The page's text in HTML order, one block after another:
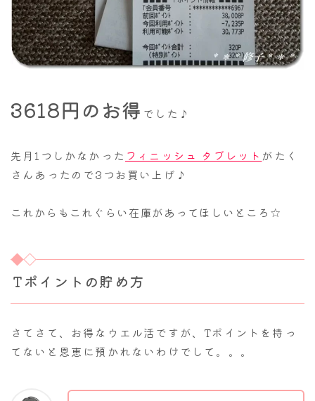
3618円のお得 でした♪
先月1つしかなかった フィニッシュ タブレット がたく
さんあったので3つお買い上げ♪
これからもこれぐらい在庫があってほしいところ☆
Tポイントの貯め方
さてさて、お得なウエル活ですが、Tポイントを持っ
てないと恩恵に預かれないわけでして。。。